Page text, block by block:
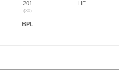
201
(30)
HE
BPL